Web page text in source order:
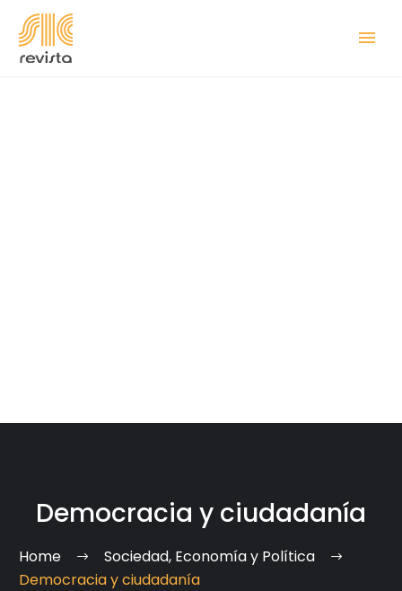
Democracia y ciudadanía
Home
Sociedad, Economía y Política
Democracia y ciudadanía